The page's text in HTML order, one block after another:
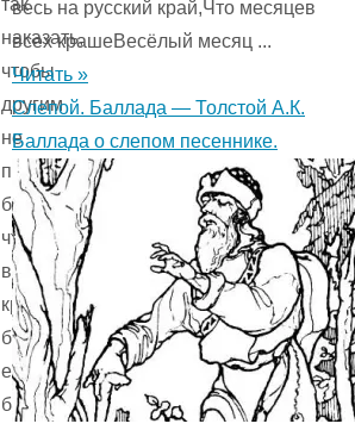
так
наказать,
чтобы
другим
не
повадно
было,
чтобы
все
кругом
боялись
его,
барина-
весь на русский край,Что месяцев
всех крашеВесёлый месяц ...
Читать »
Слепой. Баллада — Толстой А.К.
Баллада о слепом песеннике.